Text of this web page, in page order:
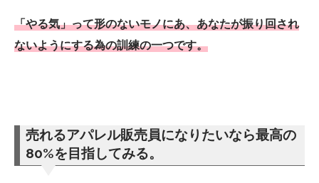
「やる気」って形のないモノにあ、あなたが振り回され
ないようにする為の訓練の一つです。
売れるアパレル販売員になりたいなら最高の
80%を目指してみる。